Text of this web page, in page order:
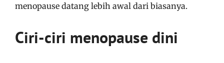
menopause datang lebih awal dari biasanya.
Ciri-ciri menopause dini